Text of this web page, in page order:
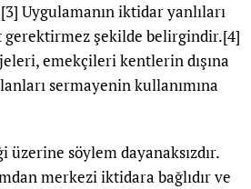
[3] Uygulamanın iktidar yanlıları
gerektirmez şekilde belirgindir.[4]
emekçileri kentlerin dışına
sermayenin kullanımına
söylem dayanaksızdır.
merkezi iktidara bağlıdır ve